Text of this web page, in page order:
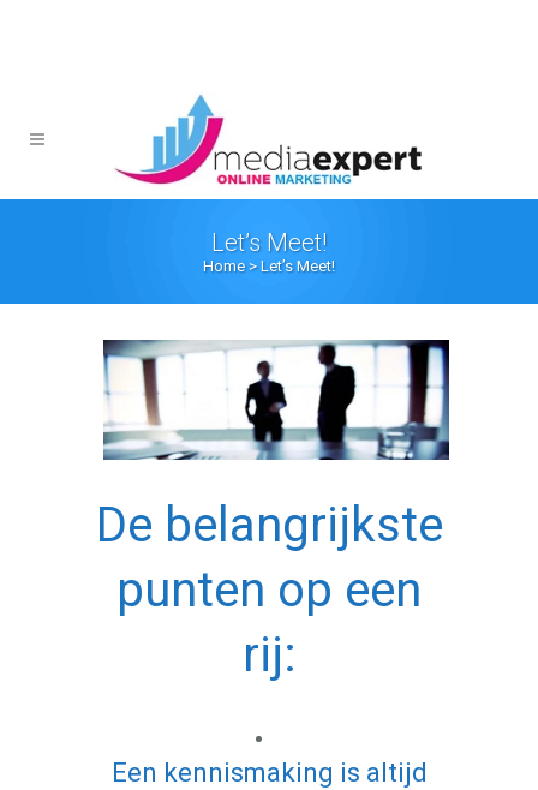
Let’s Meet!
Home>Let’s Meet!
De belangrijkste
punten op een
rij:
Een kennismaking is altijd